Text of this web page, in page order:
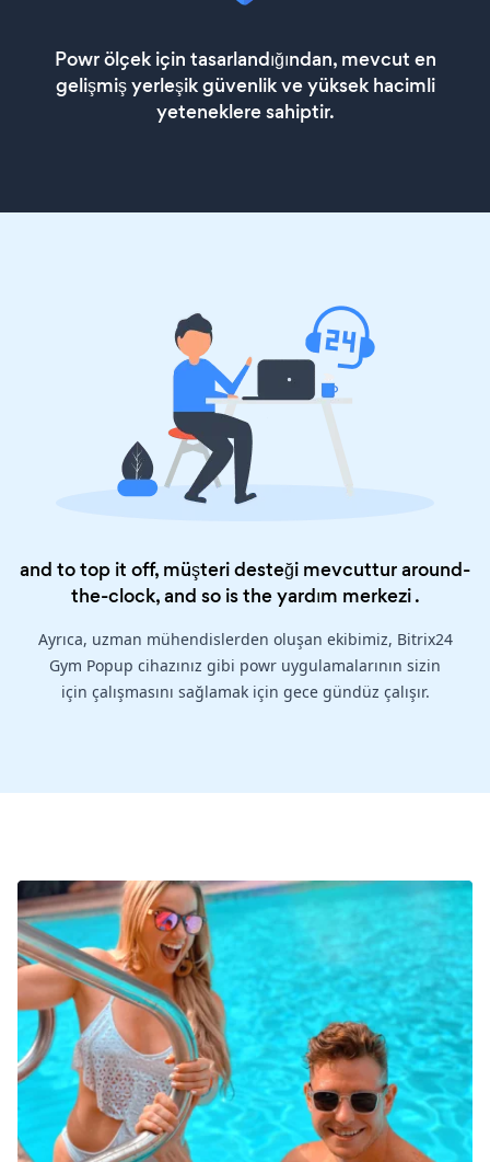
Powr ölçek için tasarlandığından, mevcut en
gelişmiş yerleşik güvenlik ve yüksek hacimli
yeteneklere sahiptir.
and to top it off, müşteri desteği mevcuttur around-
the-clock, and so is theyardım merkezi.
Ayrıca, uzman mühendislerden oluşan ekibimiz, Bitrix24
Gym Popup cihazınız gibi powr uygulamalarının sizin
için çalışmasını sağlamak için gece gündüz çalışır.